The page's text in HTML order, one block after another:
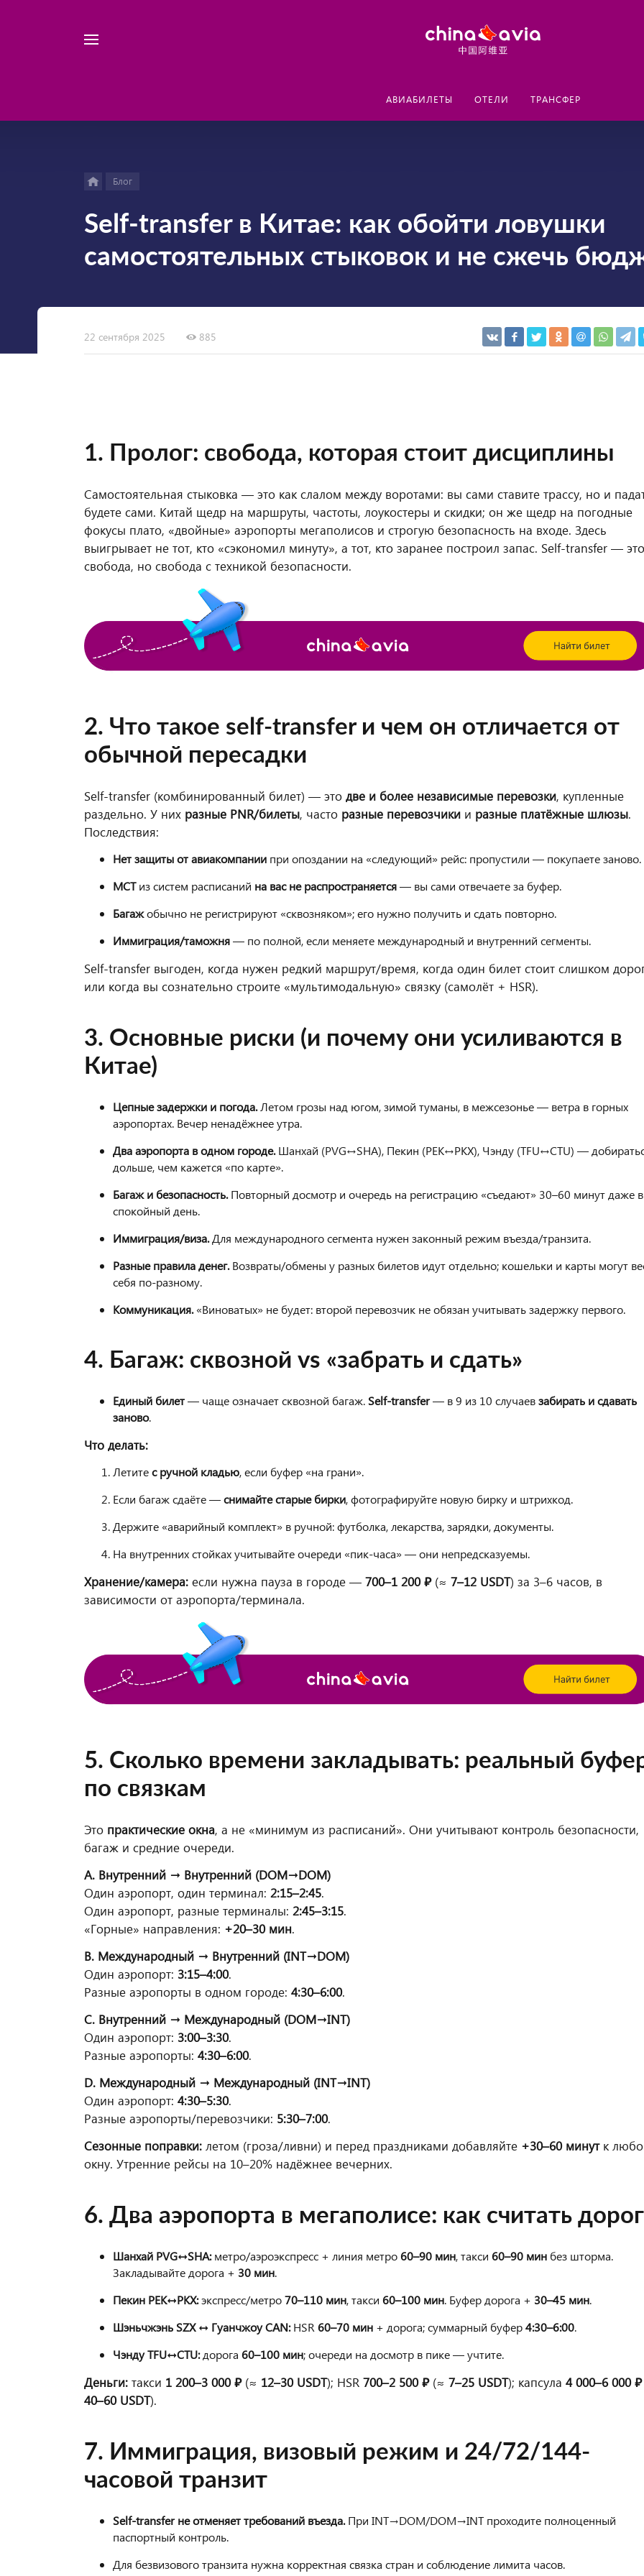
АВИАБИЛЕТЫ ОТЕЛИ ТРАНСФЕР
Блог
Self-transfer в Китае: как обойти ловушки
самостоятельных стыковок и не сжечь
22 сентября 2025 885
1. Пролог: свобода, которая стоит дисциплины
Самостоятельная стыковка — это как слалом между воротами: вы сами ставите трассу, но и
будете сами. Китай щедр на маршруты, частоты, лоукостеры и скидки; он же щедр на погодные
фокусы плато, «двойные» аэропорты мегаполисов и строгую безопасность на входе. Здесь
выигрывает не тот, кто «сэкономил минуту», а тот, кто заранее построил запас. Self-transfer — это
свобода, но свобода с техникой безопасности.
2. Что такое self-transfer и чем он отличается от
обычной пересадки
Self-transfer (комбинированный билет) — это две и более независимые перевозки, купленные
раздельно. У них разные PNR/билеты, часто разные перевозчики и разные платёжные шлюзы.
Последствия:
Нет защиты от авиакомпании при опоздании на «следующий» рейс: пропустили — покупаете заново.
MCTиз систем расписаний на вас не распространяется— вы сами отвечаете за буфер.
Багажобычно не регистрируют «сквозняком»; его нужно получить и сдать повторно.
Иммиграция/таможня— по полной, если меняете международный и внутренний сегменты.
Self-transfer выгоден, когда нужен редкий маршрут/время, когда один билет стоит слишком
или когда вы сознательно строите «мультимодальную» связку (самолёт + HSR).
3. Основные риски (и почему они усиливаются в
Китае)
Цепные задержки и погода.Летом грозы над югом, зимой туманы, в межсезонье — ветра в горных
аэропортах. Вечер ненадёжнее утра.
Два аэропорта в одном городе.Шанхай (PVG↔SHA), Пекин (PEK↔PKX), Чэнду (TFU↔CTU) —
дольше, чем кажется «по карте».
Багаж и безопасность.Повторный досмотр и очередь на регистрацию «съедают» 30–60 минут даже в
спокойный день.
Иммиграция/виза.Для международного сегмента нужен законный режим въезда/транзита.
Разные правила денег.Возвраты/обмены у разных билетов идут отдельно; кошельки и карты могут
себя по-разному.
Коммуникация.«Виноватых» не будет: второй перевозчик не обязан учитывать задержку первого.
4. Багаж: сквозной vs «забрать и сдать»
Единый билет— чаще означает сквозной багаж. Self-transfer— в 9 из 10 случаевзабирать и сдавать
заново.
Что делать:
Летитес ручной кладью, если буфер «на грани».
Если багаж сдаёте —снимайте старые бирки, фотографируйте новую бирку и штрихкод.
Держите «аварийный комплект» в ручной: футболка, лекарства, зарядки, документы.
На внутренних стойках учитывайте очереди «пик-часа» — они непредсказуемы.
Хранение/камера: если нужна пауза в городе — 700–1 200 ₽(≈ 7–12 USDT) за 3–6 часов, в
зависимости от аэропорта/терминала.
5. Сколько времени закладывать: реальный
по связкам
Это практические окна, а не «минимум из расписаний». Они учитывают контроль безопасности,
багаж и средние очереди.
A. Внутренний → Внутренний (DOM→DOM)
Один аэропорт, один терминал: 2:15–2:45.
Один аэропорт, разные терминалы: 2:45–3:15.
«Горные» направления: +20–30 мин.
B. Международный → Внутренний (INT→DOM)
Один аэропорт: 3:15–4:00.
Разные аэропорты в одном городе: 4:30–6:00.
C. Внутренний → Международный (DOM→INT)
Один аэропорт: 3:00–3:30.
Разные аэропорты: 4:30–6:00.
D. Международный → Международный (INT→INT)
Один аэропорт: 4:30–5:30.
Разные аэропорты/перевозчики: 5:30–7:00.
Сезонные поправки: летом (гроза/ливни) и перед праздниками добавляйте +30–60 минутк
окну. Утренние рейсы на 10–20% надёжнее вечерних.
6. Два аэропорта в мегаполисе: как считать
Шанхай PVG↔SHA:метро/аэроэкспресс + линия метро60–90 мин, такси 60–90 мин без шторма.
Закладывайте дорога + 30 мин.
Пекин PEK↔PKX:экспресс/метро70–110 мин, такси 60–100 мин. Буфер дорога + 30–45 мин.
Шэньчжэнь SZX ↔ Гуанчжоу CAN:HSR 60–70 мин + дорога; суммарный буфер4:30–6:00.
Чэнду TFU↔CTU:дорога 60–100 мин; очереди на досмотр в пике — учтите.
Деньги: такси 1 200–3 000 ₽(≈ 12–30 USDT); HSR 700–2 500 ₽(≈ 7–25 USDT); капсула 4 000–6 000 ₽
40–60 USDT).
7. Иммиграция, визовый режим и 24/72/144-
часовой транзит
Self-transfer не отменяет требований въезда.При INT→DOM/DOM→INT проходите полноценный
паспортный контроль.
Для безвизового транзита нужна корректная связка стран и соблюдение лимита часов.